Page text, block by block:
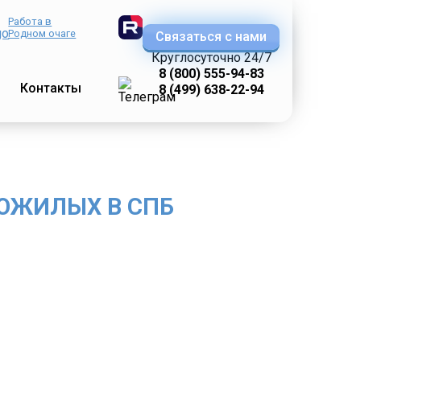
Работа в
Родном очаге
Контакты
Связаться с нами
Круглосуточно 24/7
8 (800) 555-94-83
8 (499) 638-22-94
В СПБ